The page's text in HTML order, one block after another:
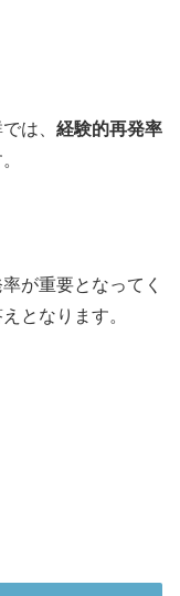
は、 経験的再発率
が重要となってく
となります。